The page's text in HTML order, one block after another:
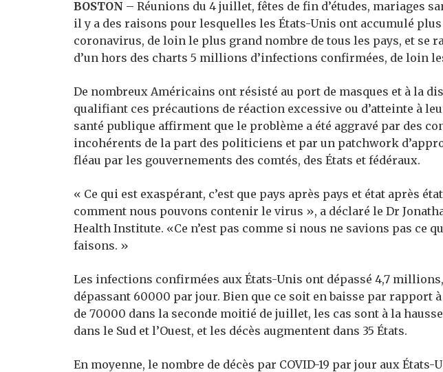
BOSTON – Réunions du 4 juillet, fêtes de fin d’études, mariages
il y a des raisons pour lesquelles les États-Unis ont accumulé plus
coronavirus, de loin le plus grand nombre de tous les pays, et se
d’un hors des charts 5 millions d’infections confirmées, de loin
De nombreux Américains ont résisté au port de masques et à la
qualifiant ces précautions de réaction excessive ou d’atteinte à
santé publique affirment que le problème a été aggravé par des
incohérents de la part des politiciens et par un patchwork
fléau par les gouvernements des comtés, des États et fédéraux.
« Ce qui est exaspérant, c’est que pays après pays et état après
comment nous pouvons contenir le virus », a déclaré le Dr
Health Institute. «Ce n’est pas comme si nous ne savions pas ce
faisons. »
Les infections confirmées aux États-Unis ont dépassé 4,7
dépassant 60000 par jour. Bien que ce soit en baisse par rapport
de 70000 dans la seconde moitié de juillet, les cas sont à la
dans le Sud et l’Ouest, et les décès augmentent dans 35 États.
En moyenne, le nombre de décès par COVID-19 par jour aux États-